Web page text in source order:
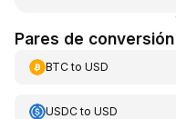
Pares de
BTCto USD
USDCto USD